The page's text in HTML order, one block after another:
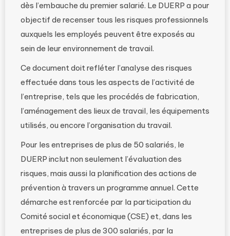
dès l’embauche du premier salarié. Le DUERP a pour
objectif de recenser tous les risques professionnels
auxquels les employés peuvent être exposés au
sein de leur environnement de travail.
Ce document doit refléter l’analyse des risques
effectuée dans tous les aspects de l’activité de
l’entreprise, tels que les procédés de fabrication,
l’aménagement des lieux de travail, les équipements
utilisés, ou encore l’organisation du travail.
Pour les entreprises de plus de 50 salariés, le
DUERP inclut non seulement l’évaluation des
risques, mais aussi la planification des actions de
prévention à travers un programme annuel. Cette
démarche est renforcée par la participation du
Comité social et économique (CSE) et, dans les
entreprises de plus de 300 salariés, par la